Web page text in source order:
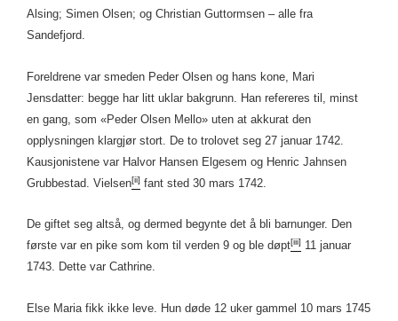
Alsing; Simen Olsen; og Christian Guttormsen – alle fra
Sandefjord.
Foreldrene var smeden Peder Olsen og hans kone, Mari
Jensdatter: begge har litt uklar bakgrunn. Han refereres til, minst
en gang, som «Peder Olsen Mello» uten at akkurat den
opplysningen klargjør stort. De to trolovet seg 27 januar 1742.
Kausjonistene var Halvor Hansen Elgesem og Henric Jahnsen
Grubbestad. Vielsen[ii] fant sted 30 mars 1742.
De giftet seg altså, og dermed begynte det å bli barnunger. Den
første var en pike som kom til verden 9 og ble døpt[iii] 11 januar
1743. Dette var Cathrine.
Else Maria fikk ikke leve. Hun døde 12 uker gammel 10 mars 1745